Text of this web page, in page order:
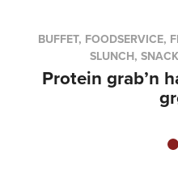
BUFFET, FOODSERVICE,
SLUNCH,
Protein grab’n